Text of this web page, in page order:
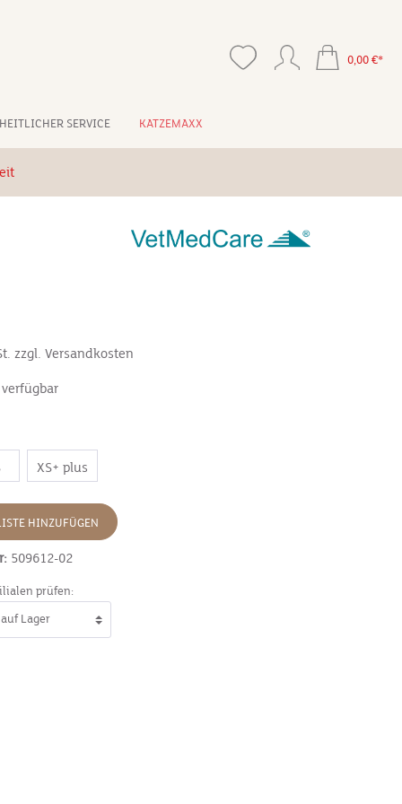
0,00 €*
SERVICE KATZEMAXX
zzgl. Versandkosten
XS+ plus
HINZUFÜGEN
509612-02
prüfen: